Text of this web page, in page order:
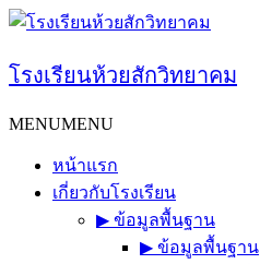
Skip
โรงเรียนห้วยสักวิทยาคม
MENUMENU
หน้าแรก
เกี่ยวกับโรงเรียน
▶︎ ข้อมูลพื้นฐาน
▶︎ ข้อมูลพื้นฐาน